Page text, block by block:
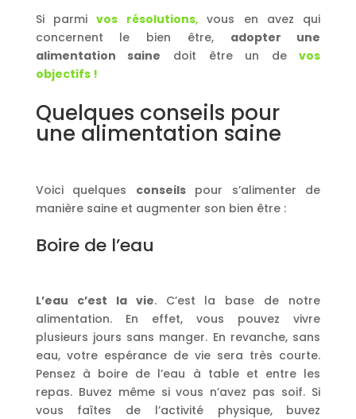
Si parmivos résolutions,vous en avez qui
concernent le bien être, adopter une
alimentation saine doit être un devos
objectifs !
Quelques conseils pour
une alimentation saine
Voici quelques conseilspour s’alimenter de
manière saine et augmenter son bien être :
Boire de l’eau
L’eau c’est la vie. C’est la base de notre
alimentation. En effet, vous pouvez vivre
plusieurs jours sans manger. En revanche, sans
eau, votre espérance de vie sera très courte.
Pensez à boire de l’eau à table et entre les
repas. Buvez même si vous n’avez pas soif. Si
vous faîtes de l’activité physique, buvez